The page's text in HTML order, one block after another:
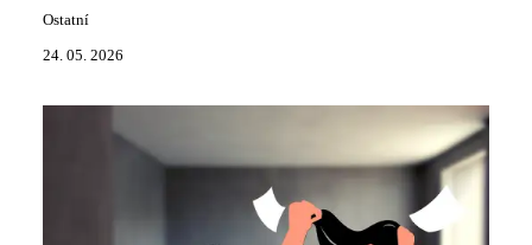
Ostatní
24. 05. 2026